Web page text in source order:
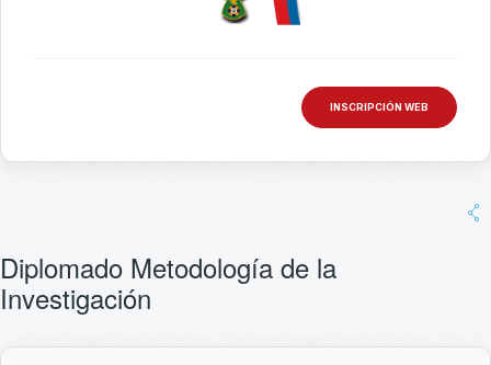
INSCRIPCIÓN WEB
Diplomado Metodología de la
Investigación